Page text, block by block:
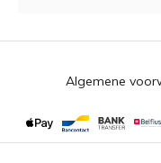
Algemene